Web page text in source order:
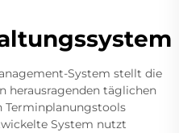
System stellt die
herausragenden täglichen
Terminplanungstools
System nutzt